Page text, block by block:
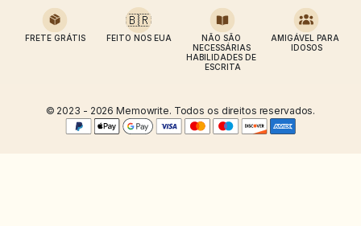
FRETE GRÁTIS
🇧🇷
FEITO NOS EUA
NÃO SÃO
NECESSÁRIAS
HABILIDADES DE
ESCRITA
AMIGÁVEL PARA
IDOSOS
© 2023 - 2026 Memowrite. Todos os direitos reservados.